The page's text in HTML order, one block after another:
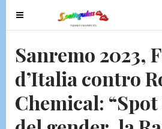
T
o
g
e
n
Sanremo 2023,
d’Italia contro
Chemical: